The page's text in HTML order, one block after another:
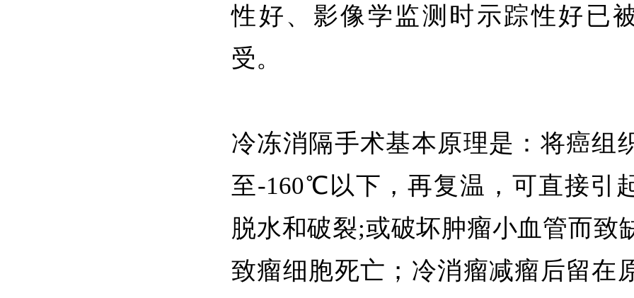
性好、影像学监测时示踪性好已
受。
冷冻消隔手术基本原理是：将癌组
至-160℃以下，再复温，可直接引
脱水和破裂;或破坏肿瘤小血管而致
致瘤细胞死亡；冷消瘤减瘤后留在